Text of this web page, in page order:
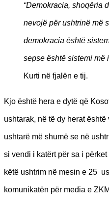
“Demokracia, shoqëria
nevojë për ushtrinë më
demokracia është
sepse është sistemi më i
Kurti në fjalën e tij.
Kjo është hera e dytë që
ushtarak, në të dy herat
ushtarë më shumë se në
si vendi i katërt për sa i
këtë ushtrim në mesin e 25
komunikatën për media e